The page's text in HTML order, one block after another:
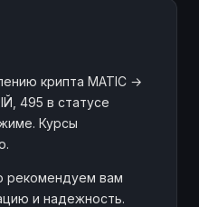
крипта MATIC →
495 в статусе
Курсы
рекомендуем вам
и надежность.